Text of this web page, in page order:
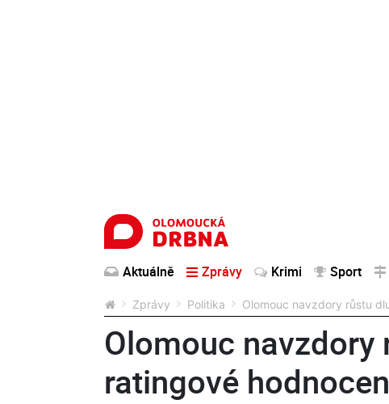
Aktuálně Zprávy Krimi Sport
Zprávy Politika Olomouc navzdory růstu
Olomouc
ratingové